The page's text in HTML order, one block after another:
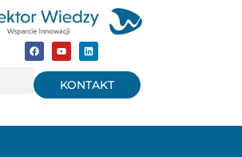
KONTAKT